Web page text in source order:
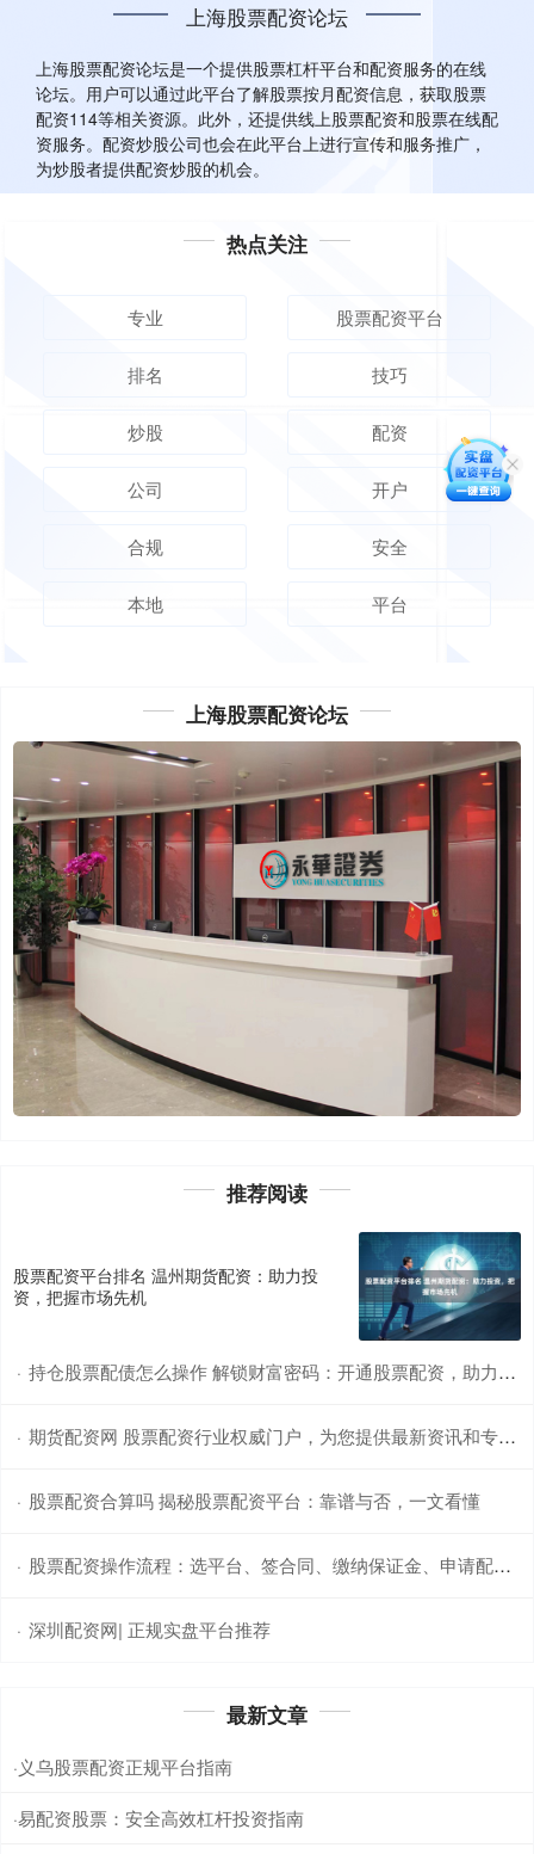
上海股票配资论坛
上海股票配资论坛是一个提供股票杠杆平台和配资服务的在线
论坛。用户可以通过此平台了解股票按月配资信息，获取股票
配资114等相关资源。此外，还提供线上股票配资和股票在线配
资服务。配资炒股公司也会在此平台上进行宣传和服务推广，
为炒股者提供配资炒股的机会。
热点关注
专业 股票配资平台
排名 技巧
炒股 配资
公司 开户
合规 安全
本地 平台
上海股票配资论坛
推荐阅读
股票配资平台排名 温州期货配资：助力投
资，把握市场先机
· 持仓股票配债怎么操作 解锁财富密码：开通股票配资，助力投资腾飞
· 期货配资网 股票配资行业权威门户，为您提供最新资讯和专业指导
· 股票配资合算吗 揭秘股票配资平台：靠谱与否，一文看懂
· 股票配资操作流程：选平台、签合同、缴纳保证金、申请配资、买入股票、平仓结算。
· 深圳配资网| 正规实盘平台推荐
最新文章
· 义乌股票配资正规平台指南
·易配资股票：安全高效杠杆投资指南